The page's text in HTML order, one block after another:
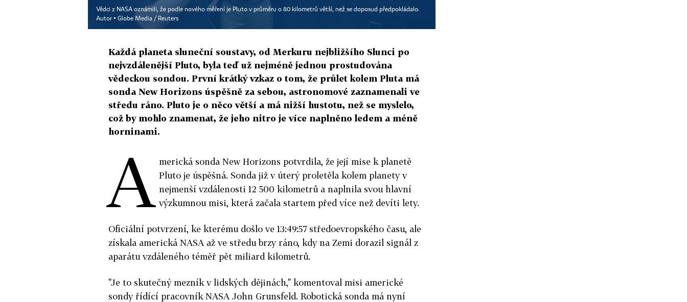
Vědci z NASA oznámili, že podle nového měření je Pluto v průměru o 80 kilometrů větší, než se doposud předpokládalo.
Autor ▪ Globe Media / Reuters
Každá planeta sluneční soustavy, od Merkuru nejbližšího Slunci po
nejvzdálenější Pluto, byla teď už nejméně jednou prostudována
vědeckou sondou. První krátký vzkaz o tom, že průlet kolem Pluta má
sonda New Horizons úspěšně za sebou, astronomové zaznamenali ve
středu ráno. Pluto je o něco větší a má nižší hustotu, než se myslelo,
což by mohlo znamenat, že jeho nitro je více naplněno ledem a méně
horninami.
A merická sonda New Horizons potvrdila, že její mise k planetě
Pluto je úspěšná. Sonda již v úterý proletěla kolem planety v
nejmenší vzdálenosti 12 500 kilometrů a naplnila svou hlavní
výzkumnou misi, která začala startem před více než devíti lety.
Oficiální potvrzení, ke kterému došlo ve 13:49:57 středoevropského času, ale
získala americká NASA až ve středu brzy ráno, kdy na Zemi dorazil signál z
aparátu vzdáleného téměř pět miliard kilometrů.
"Je to skutečný mezník v lidských dějinách," komentoval misi americké
sondy řídící pracovník NASA John Grunsfeld. Robotická sonda má nyní